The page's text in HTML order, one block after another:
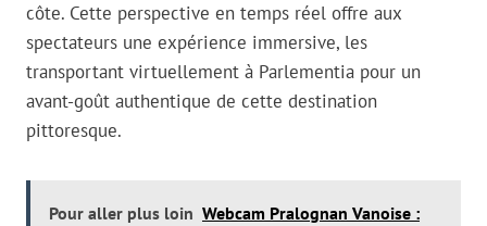
côte. Cette perspective en temps réel offre aux
spectateurs une expérience immersive, les
transportant virtuellement à Parlementia pour un
avant-goût authentique de cette destination
pittoresque.
Pour aller plus loin Webcam Pralognan Vanoise :